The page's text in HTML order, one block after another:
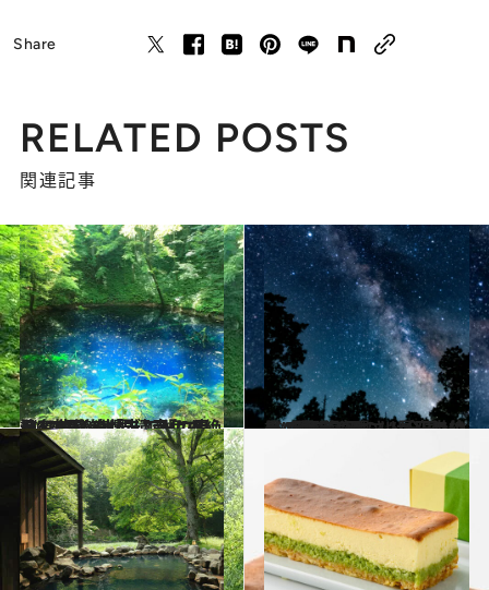
Share
RELATED POSTS
関連記事
2025.7.26
《47都道府県・“青色の絶景”10選》世界遺産にあり、神秘的なブルーに目を奪われる「十二湖の青池」
旅＆お出かけ 2025.7.27
《47都道府県・“星空の絶景”10選》天の川が圧巻！ 星の見えやすさ・全国1位の“星取県”へ
旅＆お出かけ